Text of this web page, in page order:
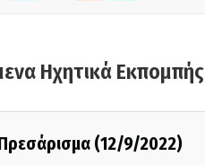
Ηχητικά Εκπομπής
(12/9/2022)